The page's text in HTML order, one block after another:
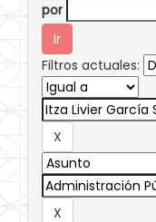
por
Filtros actuales: